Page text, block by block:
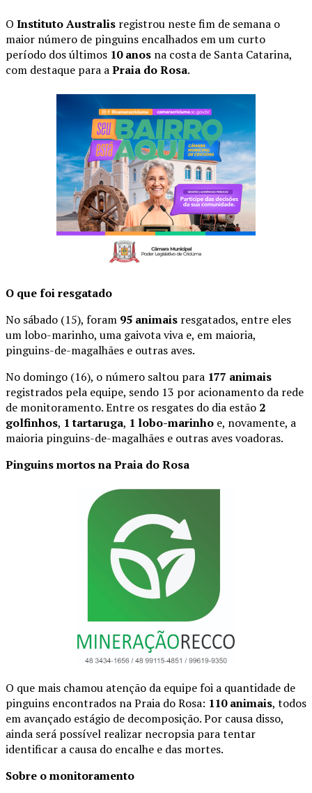
O Instituto Australis registrou neste fim de semana o
maior número de pinguins encalhados em um curto
período dos últimos 10 anos na costa de Santa Catarina,
com destaque para aPraia do Rosa.
O que foi resgatado
No sábado (15), foram 95 animais resgatados, entre eles
um lobo-marinho, uma gaivota viva e, em maioria,
pinguins-de-magalhães e outras aves.
No domingo (16), o número saltou para 177 animais
registrados pela equipe, sendo 13 por acionamento da rede
de monitoramento. Entre os resgates do dia estão 2
golfinhos, 1 tartaruga, 1 lobo-marinho e, novamente, a
maioria pinguins-de-magalhães e outras aves voadoras.
Pinguins mortos na Praia do Rosa
O que mais chamou atenção da equipe foi a quantidade de
pinguins encontrados na Praia do Rosa: 110 animais, todos
em avançado estágio de decomposição. Por causa disso,
ainda será possível realizar necropsia para tentar
identificar a causa do encalhe e das mortes.
Sobre o monitoramento